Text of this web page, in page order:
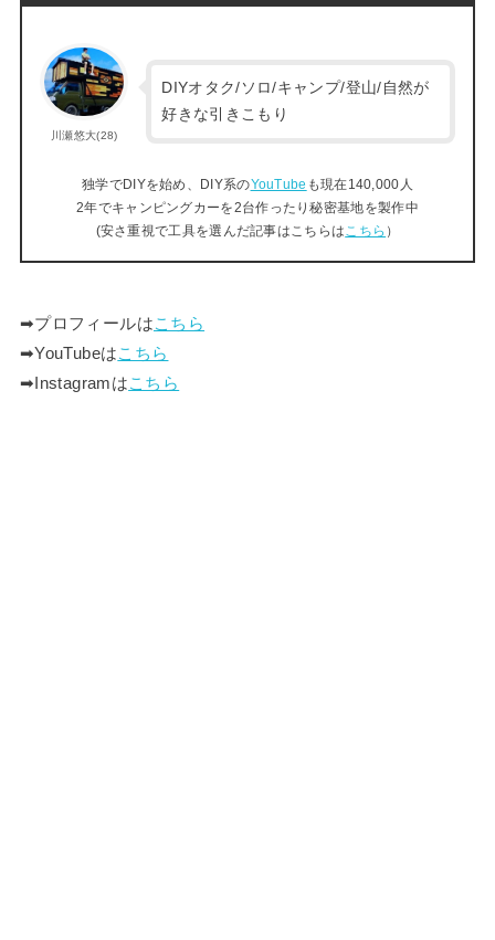
川瀬悠大(28)
DIYオタク/ソロ/キャンプ/登山/自然が
好きな引きこもり
独学でDIYを始め、DIY系のYouTube も現在140,000人
2年でキャンピングカーを2台作ったり秘密基地を製作中
(安さ重視で工具を選んだ記事はこちらは こちら ）
➡︎プロフィールはこちら
➡︎YouTubeはこちら
➡︎Instagramはこちら